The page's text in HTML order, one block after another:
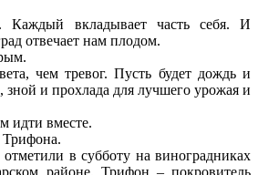
Каждый вкладывает часть себя. И
отвечает нам плодом.
чем тревог. Пусть будет дождь и
зной и прохлада для лучшего урожая и
идти вместе.
Трифона.
в субботу на виноградниках
районе. Трифон – покровитель